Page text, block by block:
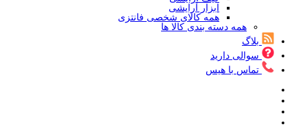
ابزار آرایشی
همه کالای شخصی فانتزی
همه دسته بندی کالا ها
بلاگ
سوالی دارید
تماس با هیس